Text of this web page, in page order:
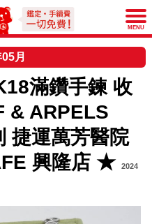
MENU
月
滿鑽手鍊 收
& ARPELS
捷運萬芳醫院
興隆店 ★
2024